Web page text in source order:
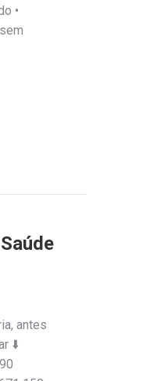
•
antes
⬇️